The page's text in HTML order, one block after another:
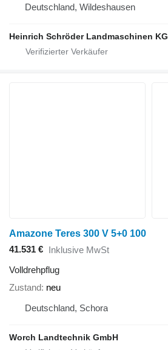
Deutschland, Wildeshausen
Heinrich Schröder Landmaschinen KG
Amazone Teres 300 V 5+0 100
41.531 € Inklusive MwSt
Volldrehpflug
Zustand neu
Deutschland, Schora
Worch Landtechnik GmbH